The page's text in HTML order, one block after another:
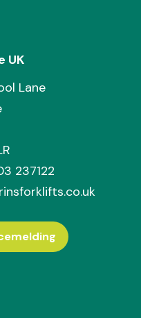
UK
Lane
237122